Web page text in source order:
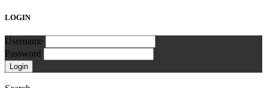
LOGIN
Username
Password